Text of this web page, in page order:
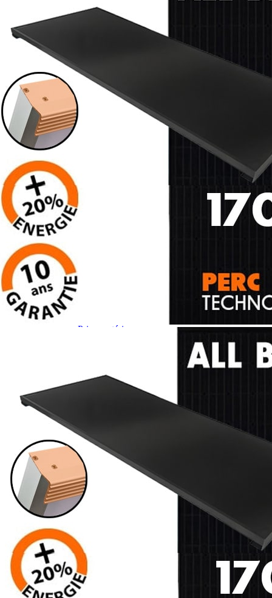
Accessoires panneaux solaires
Accessoires batteries
Chargeurs de batteries
Séparateurs de batteries
Gamme VICTRON ENERGY
Piles à combustible
Groupes Electrogènes
Convertisseurs 12V - 230V
Transformateurs 230V - 12V
Eclairages intérieur
Eclairage portatif et piles
Prises extérieures caravane
EQUIPEMENT CABINE & CELLULE
Equipement pour la cabine
Stores de cabine REMIfront
Volets isolants extérieurs
Volets isolants SOPLAIR Intermik
Pare-soleil VISIOPLAIR
SOLUTIONS de couchage
Pour la literie
Couchages lits tout fait
AMÉNAGEMENTS & RANGEMENTS
Isolation thermique et phonique
Tableau de bord
Tapis de cabine
Gamme d'accessoires pliables
Solutions Rangement PURVARIO
Accessoires rangement cellule
Accessoires toilettes
Pied de table et accessoires
Nouveautés
Déstockage
Ventes Flash
Reconditionnés
Nos Véhicules en concession
Le Magasin
Concession & Véhicules
Nos véhicules Occasions
Le magasin